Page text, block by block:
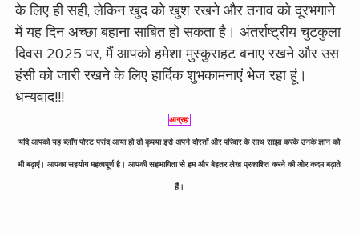
के लिए ही सही, लेकिन खुद को खुश रखने और तनाव को दूरभगाने
में यह दिन अच्छा बहाना साबित हो सकता है। अंतर्राष्ट्रीय चुटकुला
दिवस 2025 पर, मैं आपको हमेशा मुस्कुराहट बनाए रखने और उस
हंसी को जारी रखने के लिए हार्दिक शुभकामनाएं भेज रहा हूं।
धन्यवाद!!!
आग्रह:
यदि आपको यह ब्लॉग पोस्ट पसंद आया हो तो कृपया इसे अपने दोस्तों और परिवार के साथ साझा करके उनके ज्ञान को
भी बढ़ाएं। आपका सहयोग महत्वपूर्ण है। आपकी सहभागिता से हम और बेहतर लेख प्रकाशित करने की ओर कदम बढ़ाते
हैं।